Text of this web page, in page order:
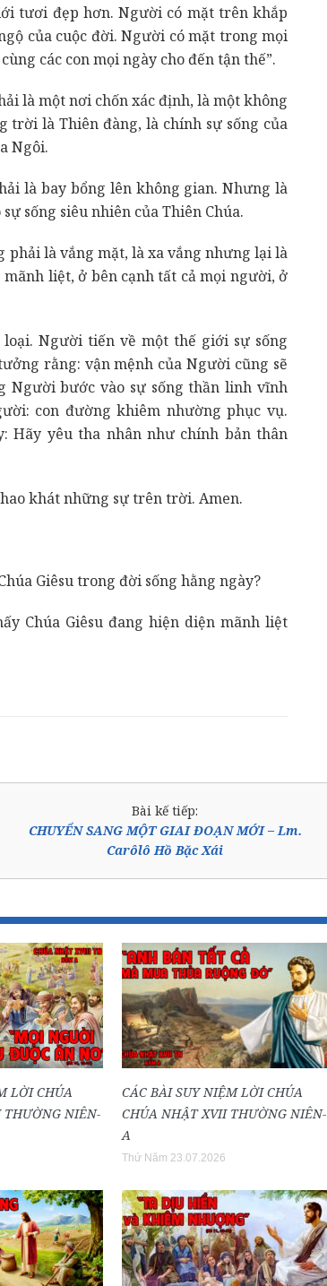
tươi đẹp hơn. Người có mặt trên khắp
của cuộc đời. Người có mặt trong mọi
các con mọi ngày cho đến tận thế”.
là một nơi chốn xác định, là một không
trời là Thiên đàng, là chính sự sống của
Ngôi.
là bay bổng lên không gian. Nhưng là
sống siêu nhiên của Thiên Chúa.
là vắng mặt, là xa vắng nhưng lại là
liệt, ở bên cạnh tất cả mọi người, ở
Người tiến về một thế giới sự sống
rằng: vận mệnh của Người cũng sẽ
Người bước vào sự sống thần linh vĩnh
con đường khiêm nhường phục vụ.
yêu tha nhân như chính bản thân
khát những sự trên trời. Amen.
Giêsu trong đời sống hằng ngày?
Chúa Giêsu đang hiện diện mãnh liệt
Bài kế tiếp:
CHUYỂN SANG MỘT GIAI ĐOẠN MỚI – Lm.
Carôlô Hồ Bặc Xái
LỜI CHÚA
NIÊN-
CÁC BÀI SUY NIỆM LỜI CHÚA
CHÚA NHẬT XVII THƯỜNG NIÊN-
A
Thứ Năm 23.07.2026